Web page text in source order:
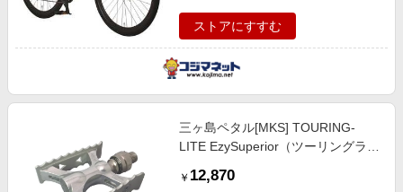
DC NE
ストアにすすむ
三ヶ島ペタル[MKS] TOURING-
LITE EzySuperior（ツーリングライ
チで着脱可能 ペダル
￥ 12,870